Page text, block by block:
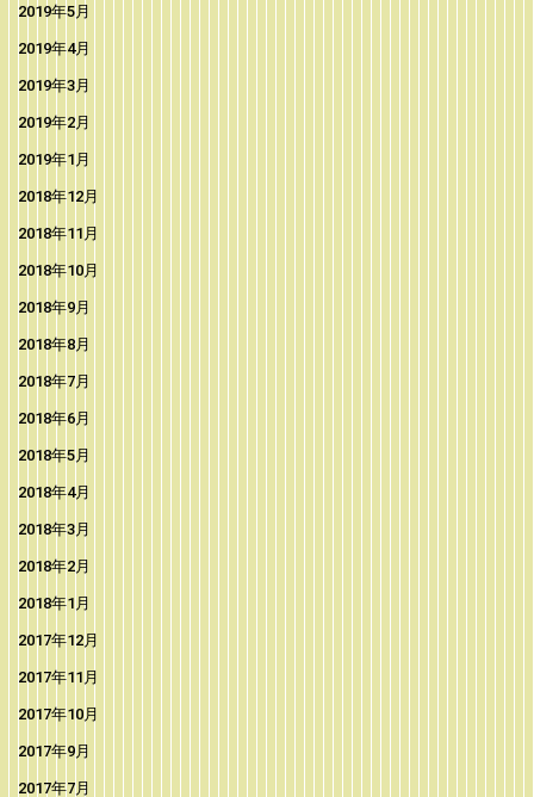
2019年5月
2019年4月
2019年3月
2019年2月
2019年1月
2018年12月
2018年11月
2018年10月
2018年9月
2018年8月
2018年7月
2018年6月
2018年5月
2018年4月
2018年3月
2018年2月
2018年1月
2017年12月
2017年11月
2017年10月
2017年9月
2017年7月